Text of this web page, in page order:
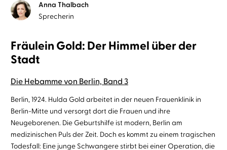
Anna Thalbach
Sprecherin
Fräulein Gold: Der Himmel über der
Stadt
Die Hebamme von Berlin, Band 3
Berlin, 1924. Hulda Gold arbeitet in der neuen Frauenklinik in
Berlin-Mitte und versorgt dort die Frauen und ihre
Neugeborenen. Die Geburtshilfe ist modern, Berlin am
medizinischen Puls der Zeit. Doch es kommt zu einem tragischen
Todesfall: Eine junge Schwangere stirbt bei einer Operation, die